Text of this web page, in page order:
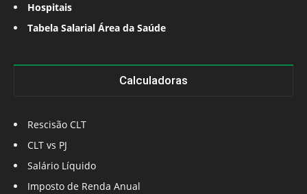
Hospitais
Tabela Salarial Área da Saúde
Calculadoras
Rescisão CLT
CLT vs PJ
Salário Líquido
Imposto de Renda Anual